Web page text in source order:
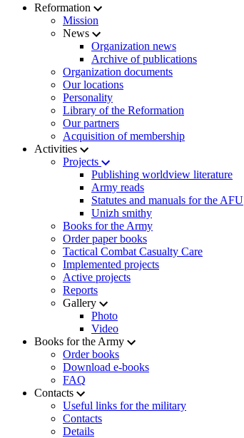
Reformation
Mission
News
Organization news
Archive of publications
Organization documents
Our locations
Personality
Library of the Reformation
Our partners
Acquisition of membership
Activities
Projects
Publishing worldview literature
Army reads
Statutes and manuals for the AFU
Unizh smithy
Books for the Army
Order paper books
Tactical Combat Casualty Care
Implemented projects
Active projects
Reports
Gallery
Photo
Video
Books for the Army
Order books
Download e-books
FAQ
Contacts
Useful links for the military
Contacts
Details